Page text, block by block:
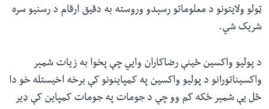
ټولو ولایتونو د معلوماتو رسېدو وروسته به دقیق ارقام د رسنیو سره
شریک شي.
د پولیو واکسین ځینې رضاکاران وايي چې پخوا به زیات شمېر
واکسیناتورانو د پولیو واکسین په کمپاینونو کې برخه اخیستله خو دا
ځل یې شمېر ځکه کم وو چې د جومات په جومات کمپاین کې ډیر